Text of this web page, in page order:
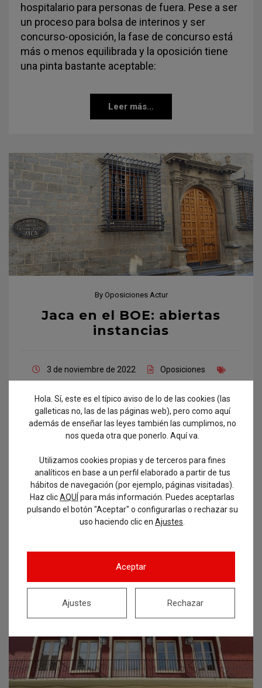
hospitalario para personas de fuera. Pese a ser
un proceso para bolsa de interinos y ser
concurso-oposición, la fase de concurso está
más o menos equilibrada y la oposición tiene
una pinta bastante aceptable:
Leer más...
By Oposiciones Actur
Jaca en el BOE: abiertas
instancias
3 de noviembre de 2022
Oposiciones
En el BOE de hoy tenéis las 3 plazas de auxiliar
administrativo en Jaca que os comentaba en
ya podéis presentar la instancia. No se ha
publicado ni en el BOP ni en el BOA ni tampoco
en la web del Ayuntamiento de Jaca un…
Hola. Sí, este es el típico aviso de lo de las cookies (las
galleticas no, las de las páginas web), pero como aquí
además de enseñar las leyes también las cumplimos, no
nos queda otra que ponerlo. Aquí va.
Utilizamos cookies propias y de terceros para fines
analíticos en base a un perfil elaborado a partir de tus
hábitos de navegación (por ejemplo, páginas visitadas).
Haz clicAQUÍ para más información. Puedes aceptarlas
pulsando el botón "Aceptar" o configurarlas o rechazar su
uso haciendo clic en Ajustes
Aceptar
Rechazar
Ajustes